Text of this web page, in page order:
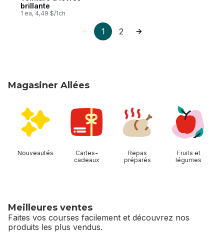
brillante
1 ea, 4,49 $/1ch
1 2
Magasiner Allées
Nouveautés
Cartes-
cadeaux
Repas
préparés
Fruits et
légumes
Meilleures ventes
Faites vos courses facilement et découvrez nos
produits les plus vendus.